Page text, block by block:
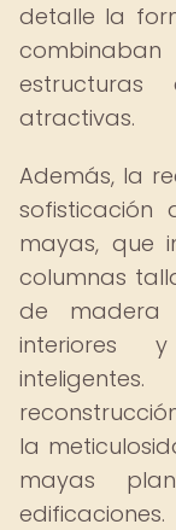
detalle la
estructuras
atractivas.
Además, la
sofisticación
mayas, que
columnas
de
interiores
la
mayas
edificaciones.